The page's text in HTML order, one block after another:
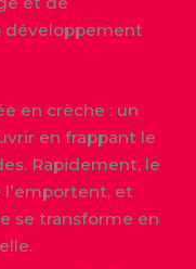
développement
en crèche : un
en frappant le
Rapidement, le
et
se transforme en